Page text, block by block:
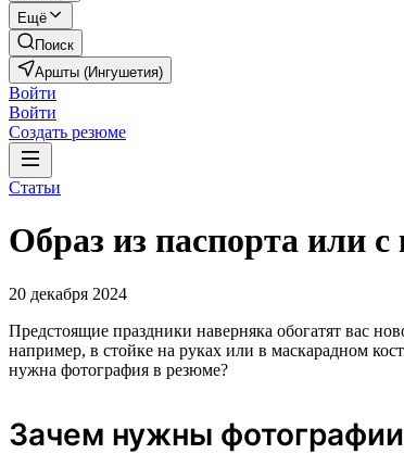
Ещё
Поиск
Аршты (Ингушетия)
Войти
Войти
Создать резюме
Статьи
Образ из паспорта или
20 декабря 2024
Предстоящие праздники наверняка обогатят вас
например, в стойке на руках или в маскарадном
нужна фотография в резюме?
Зачем нужны